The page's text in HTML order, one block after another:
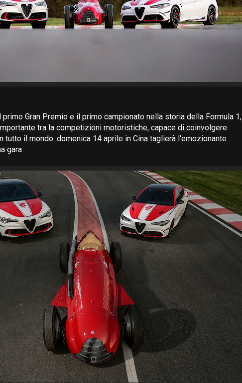
Gran Premio e il primo campionato nella storia della Formula 1,
tra la competizioni motoristiche, capace di coinvolgere
tutto il mondo: domenica 14 aprile in Cina taglierà l'emozionante
gara